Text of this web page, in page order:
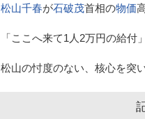
松山千春が石破茂首相の物価
「ここへ来て1人2万円の給
松山の忖度のない、核心を突